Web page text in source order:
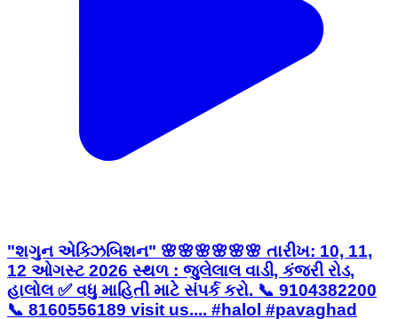
"શગુન એક્ઝિબિશન" 🌸🌸🌸🌸🌸🌸 તારીખ: 10, 11,
12 ઓગસ્ટ 2026 સ્થળ : જુલેલાલ વાડી, કંજરી રોડ,
હાલોલ ✅ વધુ માહિતી માટે સંપર્ક કરો. 📞 9104382200
📞 8160556189 visit us.... #halol #pavaghad